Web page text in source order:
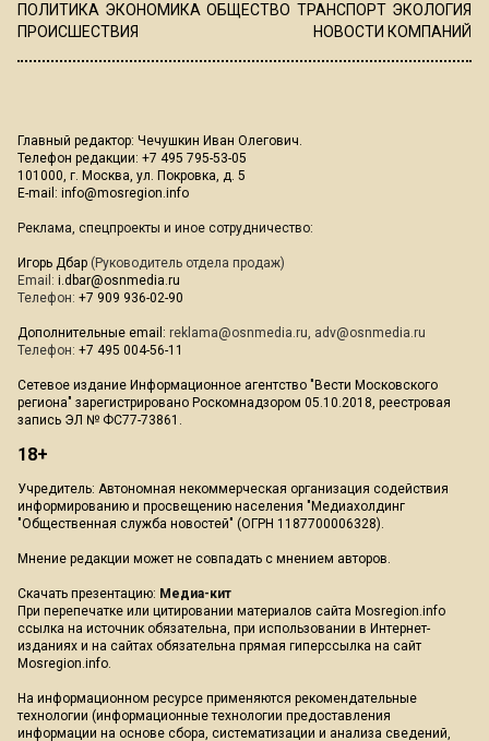
ПОЛИТИКА ЭКОНОМИКА ОБЩЕСТВО ТРАНСПОРТ ЭКОЛОГИЯ
ПРОИСШЕСТВИЯ
НОВОСТИ КОМПАНИЙ
Главный редактор: Чечушкин Иван Олегович.
Телефон редакции: +7 495 795-53-05
101000, г. Москва, ул. Покровка, д. 5
E-mail: info@mosregion.info
Реклама, спецпроекты и иное сотрудничество:
Игорь Дбар (Руководитель отдела продаж)
Email: i.dbar@osnmedia.ru
Телефон: +7 909 936-02-90
Дополнительные email: reklama@osnmedia.ru, adv@osnmedia.ru
Телефон: +7 495 004-56-11
Сетевое издание Информационное агентство "Вести Московского
региона" зарегистрировано Роскомнадзором 05.10.2018, реестровая
запись ЭЛ № ФС77-73861.
18+
Учредитель: Автономная некоммерческая организация содействия
информированию и просвещению населения "Медиахолдинг
"Общественная служба новостей" (ОГРН 1187700006328).
Мнение редакции может не совпадать с мнением авторов.
Скачать презентацию: Медиа-кит
При перепечатке или цитировании материалов сайта Mosregion.info
ссылка на источник обязательна, при использовании в Интернет-
изданиях и на сайтах обязательна прямая гиперссылка на сайт
Mosregion.info.
На информационном ресурсе применяются рекомендательные
технологии (информационные технологии предоставления
информации на основе сбора, систематизации и анализа сведений,